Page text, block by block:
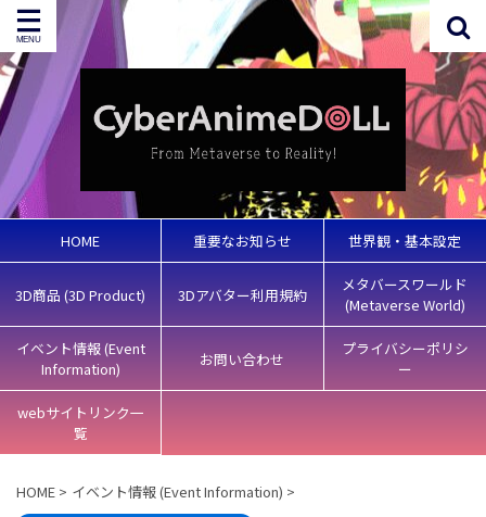
HOME 重要なお知らせ 世界観・基本設定
3D商品 (3D Product) 3Dアバター利用規約
メタバースワールド
(Metaverse World)
イベント情報 (Event
Information)
お問い合わせ
プライバシーポリシ
ー
webサイトリンク一
覧
HOME > イベント情報 (Event Information) >